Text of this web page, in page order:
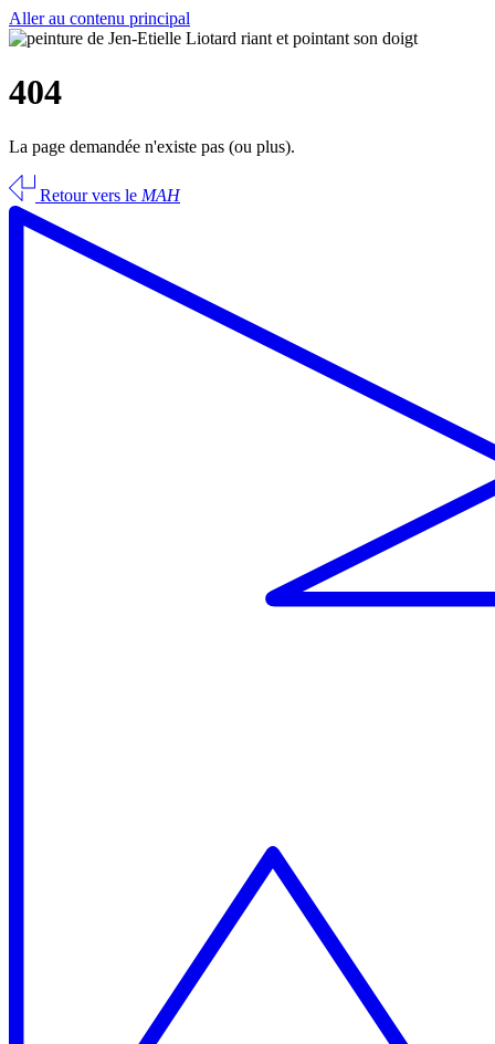
Aller au contenu principal
404
La page demandée n'existe pas (ou plus).
Retour vers le MAH